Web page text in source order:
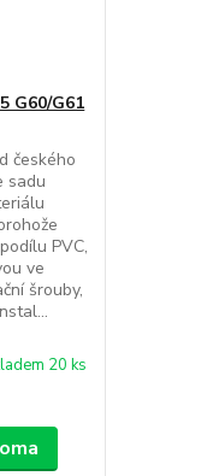
G60/G61
českého
sadu
PVC,
ve
šrouby,
20 ks